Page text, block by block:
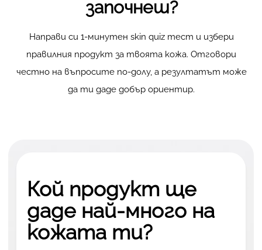
започнеш?
Направи си 1-минутен skin quiz тест и избери
правилния продукт за твоята кожа. Отговори
честно на въпросите по-долу, а резултатът може
да ти даде добър ориентир.
Кой продукт ще
даде най-много на
кожата ти?